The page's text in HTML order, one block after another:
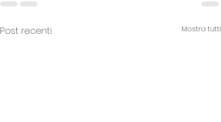
Post recenti Mostra tutti